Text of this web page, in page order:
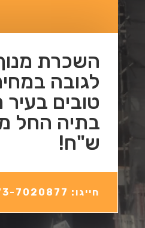
השכרת
לגובה
טובים
ש"ח!
חייגו: 073-7020877